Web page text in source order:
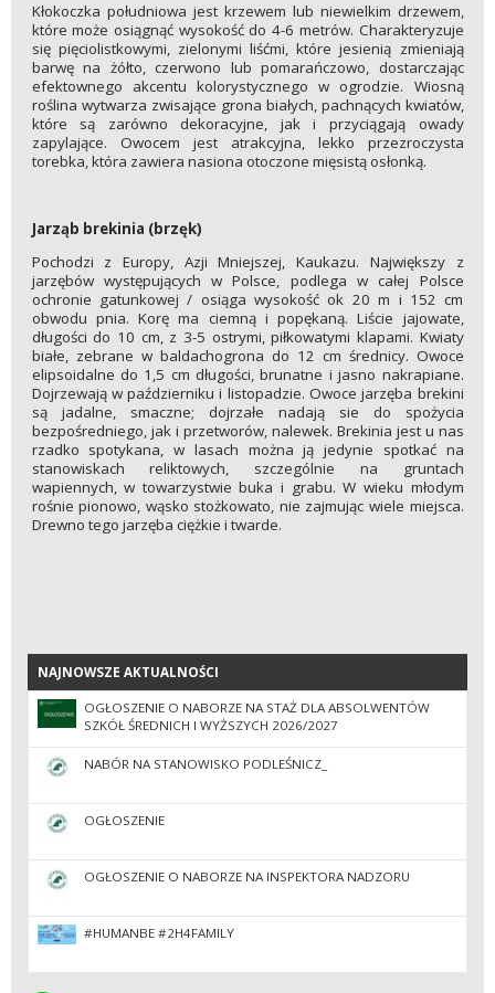
Kłokoczka południowa jest krzewem lub niewielkim drzewem,
które może osiągnąć wysokość do 4-6 metrów. Charakteryzuje
się pięciolistkowymi, zielonymi liśćmi, które jesienią zmieniają
barwę na żółto, czerwono lub pomarańczowo, dostarczając
efektownego akcentu kolorystycznego w ogrodzie. Wiosną
roślina wytwarza zwisające grona białych, pachnących kwiatów,
które są zarówno dekoracyjne, jak i przyciągają owady
zapylające. Owocem jest atrakcyjna, lekko przezroczysta
torebka, która zawiera nasiona otoczone mięsistą osłonką.
Jarząb brekinia (brzęk)
Pochodzi z Europy, Azji Mniejszej, Kaukazu. Największy z
jarzębów występujących w Polsce, podlega w całej Polsce
ochronie gatunkowej / osiąga wysokość ok 20 m i 152 cm
obwodu pnia. Korę ma ciemną i popękaną. Liście jajowate,
długości do 10 cm, z 3-5 ostrymi, piłkowatymi klapami. Kwiaty
białe, zebrane w baldachogrona do 12 cm średnicy. Owoce
elipsoidalne do 1,5 cm długości, brunatne i jasno nakrapiane.
Dojrzewają w październiku i listopadzie. Owoce jarzęba brekini
są jadalne, smaczne; dojrzałe nadają sie do spożycia
bezpośredniego, jak i przetworów, nalewek. Brekinia jest u nas
rzadko spotykana, w lasach można ją jedynie spotkać na
stanowiskach reliktowych, szczególnie na gruntach
wapiennych, w towarzystwie buka i grabu. W wieku młodym
rośnie pionowo, wąsko stożkowato, nie zajmując wiele miejsca.
Drewno tego jarzęba ciężkie i twarde.
NAJNOWSZE AKTUALNOŚCI
NAJNOWSZE AKTUALNOŚCI
OGŁOSZENIE O NABORZE NA STAŻ DLA ABSOLWENTÓW
SZKÓŁ ŚREDNICH I WYŻSZYCH 2026/2027
NABÓR NA STANOWISKO PODLEŚNICZ_
OGŁOSZENIE
OGŁOSZENIE O NABORZE NA INSPEKTORA NADZORU
#HUMANBE #2H4FAMILY